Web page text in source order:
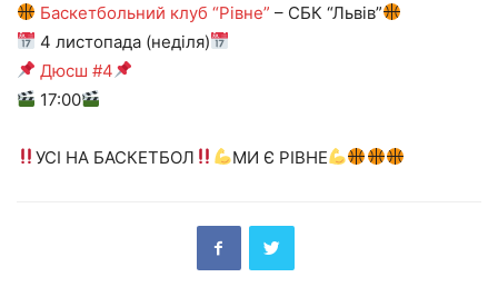
Баскетбольний клуб “Рівне” – СБК “Львів”
4 листопада (неділя)
Дюсш #4
17:00
УСІ НА БАСКЕТБОЛ МИ Є РІВНЕ